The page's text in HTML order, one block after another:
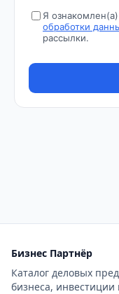
Бизнес Партнёр
Каталог деловых
бизнеса,